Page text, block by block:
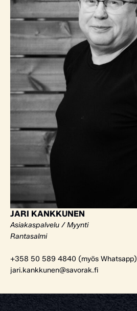
JARI KANKKUNEN
Asiakaspalvelu / Myynti
Rantasalmi
+358 50 589 4840 (myös Whatsapp)
jari.kankkunen@savorak.fi